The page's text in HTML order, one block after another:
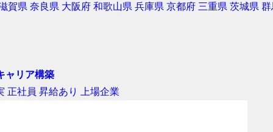
賀県 奈良県 大阪府 和歌山県 兵庫県 京都府 三重県 茨城県 群
ャリア構築
正社員 昇給あり 上場企業